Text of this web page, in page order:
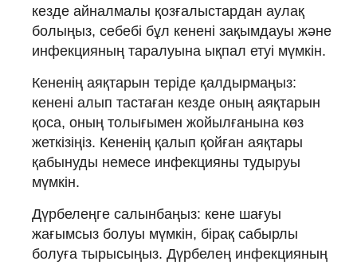
кезде айналмалы қозғалыстардан аулақ
болыңыз, себебі бұл кенені зақымдауы және
инфекцияның таралуына ықпал етуі мүмкін.
Кененің аяқтарын теріде қалдырмаңыз:
кенені алып тастаған кезде оның аяқтарын
қоса, оның толығымен жойылғанына көз
жеткізіңіз. Кененің қалып қойған аяқтары
қабынуды немесе инфекцияны тудыруы
мүмкін.
Дүрбелеңге салынбаңыз: кене шағуы
жағымсыз болуы мүмкін, бірақ сабырлы
болуға тырысыңыз. Дүрбелең инфекцияның